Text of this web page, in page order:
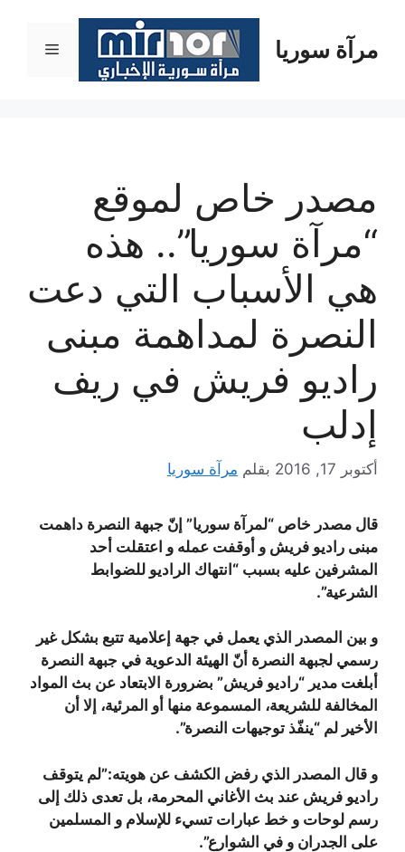
المحتوىمرآة سوريا القائمة
مصدر خاص لموقع
“مرآة سوريا”.. هذه
هي الأسباب التي دعت
النصرة لمداهمة مبنى
راديو فريش في ريف
إدلب
أكتوبر 17, 2016 بقلم مرآة سوريا
قال مصدر خاص “لمرآة سوريا” إنّ جبهة النصرة داهمت
مبنى راديو فريش و أوقفت عمله و اعتقلت أحد
المشرفين عليه بسبب “انتهاك الراديو للضوابط
الشرعية”.
و بين المصدر الذي يعمل في جهة إعلامية تتبع بشكل غير
رسمي لجبهة النصرة أنّ الهيئة الدعوية في جبهة النصرة
أبلغت مدير “راديو فريش” بضرورة الابتعاد عن بث المواد
المخالفة للشريعة، المسموعة منها أو المرئية، إلا أن
الأخير لم “ينفّذ توجيهات النصرة”.
و قال المصدر الذي رفض الكشف عن هويته:”لم يتوقف
راديو فريش عند بث الأغاني المحرمة، بل تعدى ذلك إلى
رسم لوحات و خط عبارات تسيء للإسلام و المسلمين
على الجدران و في الشوارع”.